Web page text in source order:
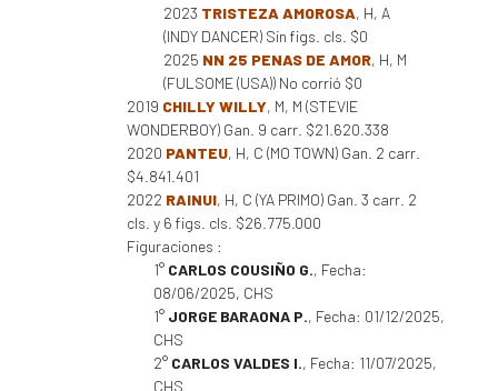
2023 TRISTEZA AMOROSA, H, A
(INDY DANCER) Sin figs. cls. $0
2025 NN 25 PENAS DE AMOR, H, M
(FULSOME (USA)) No corrió $0
2019 CHILLY WILLY, M, M (STEVIE
WONDERBOY) Gan. 9 carr. $21.620.338
2020 PANTEU, H, C (MO TOWN) Gan. 2 carr.
$4.841.401
2022 RAINUI, H, C (YA PRIMO) Gan. 3 carr. 2
cls. y 6 figs. cls. $26.775.000
Figuraciones :
1° CARLOS COUSIÑO G., Fecha:
08/06/2025, CHS
1° JORGE BARAONA P., Fecha: 01/12/2025,
CHS
2° CARLOS VALDES I., Fecha: 11/07/2025,
CHS